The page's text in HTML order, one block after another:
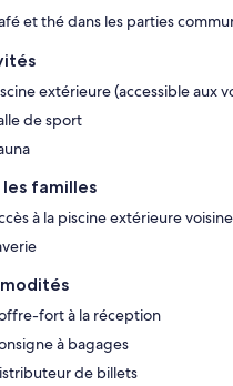
et thé dans les parties
extérieure (accessible aux
de sport
les familles
à la piscine extérieure voisine
fort à la réception
à bagages
de billets